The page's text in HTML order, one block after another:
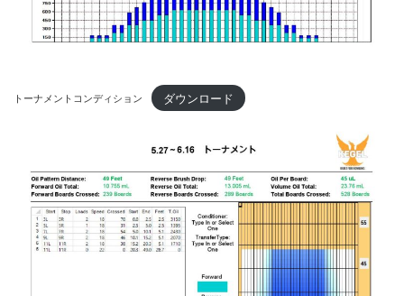
トーナメントコンディション ダウンロード